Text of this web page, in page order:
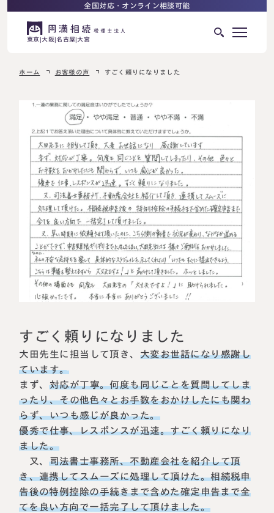
全国対応・オンライン相談可能
東京 大阪 名古屋 大宮
相続ロードマップ
はじめての方へ
ご相談の流れ
選ばれる理由
よくある質問
相続を学ぶ
相続が発生した方へ
相続税申告について
ご相談の流れ
料金表
相続に備えたい方へ
生前対策相談について
料金表
選ばれる理由
よくある質問
お客様の声
私たちについて
ホーム お客様の声 すごく頼りになりました
すごく頼りになりました
大田先生に担当して頂き、大変お世話になり感謝し
ています。
まず、対応が丁寧。何度も同じことを質問してしま
ったり、その他色々とお手数をおかけしたにも関わ
らず、いつも感じが良かった。
優秀で仕事、レスポンスが迅速。すごく頼りになり
ました。
又、司法書士事務所、不動産会社を紹介して頂
き、連携してスムーズに処理して頂けた。相続税申
告後の特例控除の手続きまで含めた確定申告まで全
てを良い方向で一括完了して頂けました。